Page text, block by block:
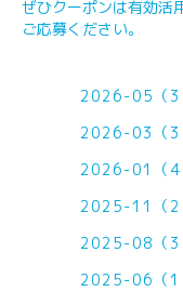
ぜひクーポンは有効活
ご応募ください。
2026-05（3
2026-03（3
2026-01（4
2025-11（2
2025-08（3
2025-06（1